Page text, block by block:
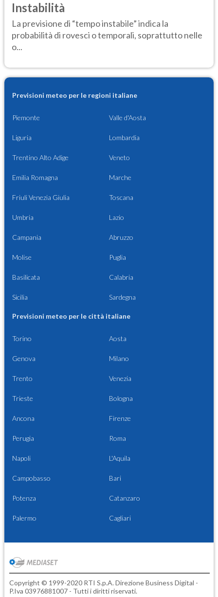
Instabilità
La previsione di “tempo instabile” indica la
probabilità di rovesci o temporali, soprattutto nelle
o...
Previsioni meteo per le regioni italiane
Piemonte Valle d'Aosta
Liguria Lombardia
Trentino Alto Adige Veneto
Emilia Romagna Marche
Friuli Venezia Giulia Toscana
Umbria Lazio
Campania Abruzzo
Molise Puglia
Basilicata Calabria
Sicilia Sardegna
Previsioni meteo per le città italiane
Torino Aosta
Genova Milano
Trento Venezia
Trieste Bologna
Ancona Firenze
Perugia Roma
Napoli L'Aquila
Campobasso Bari
Potenza Catanzaro
Palermo Cagliari
Copyright © 1999-2020 RTI S.p.A. Direzione Business Digital -
P.Iva 03976881007 - Tutti i diritti riservati.